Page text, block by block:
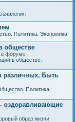
Политика. Экономика
обществе
в форуме
в обществе.
различных, Быть
Политика.
оздоравливающие
образ жизни